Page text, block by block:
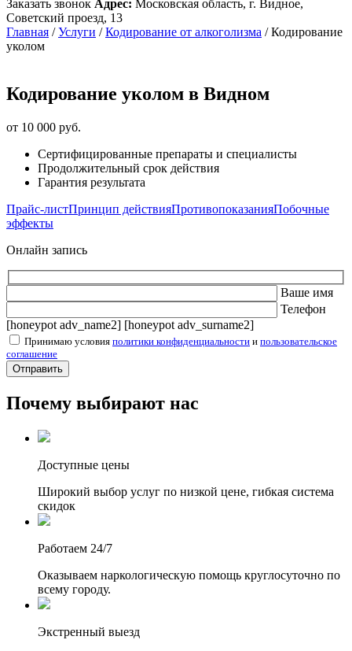
Заказать звонок Адрес: Московская область, г. Видное,
Советский проезд, 13
Главная /Услуги /Кодирование от алкоголизма /Кодирование
уколом
Кодирование уколом в Видном
от 10 000 руб.
Сертифицированные препараты и специалисты
Продолжительный срок действия
Гарантия результата
Прайс-листПринцип действияПротивопоказанияПобочные
эффекты
Онлайн запись
Ваше имя
Телефон
[honeypot adv_name2] [honeypot adv_surname2]
Принимаю условия политики конфиденциальности и пользовательское
соглашение
Почему выбирают нас
Доступные цены
Широкий выбор услуг по низкой цене, гибкая система
скидок
Работаем 24/7
Оказываем наркологическую помощь круглосуточно по
всему городу.
Экстренный выезд